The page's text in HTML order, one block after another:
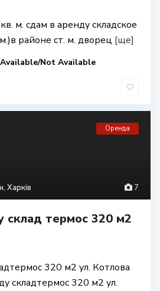
м. сдам в аренду складское
районе ст. м. дворец [ще]
Not Available
7
, Харків
Оренда
склад термос 320 м2
320 м2 ул. Котлова
складтермос 320 м2 ул.